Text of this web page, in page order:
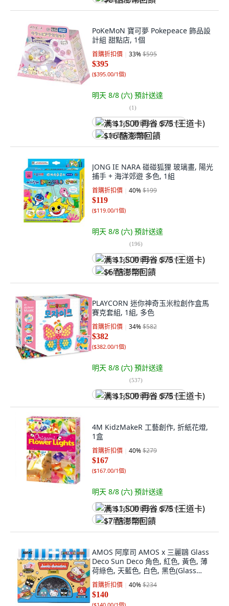
PoKeMoN 寶可夢 Pokepeace 飾品設
計組 甜點店, 1個
首購折扣價 33%$595
$395
($395.00/1個)
明天 8/8 (六) 預計送達
(1)
满 $1,500 再省 $75 (王道卡)
$16 酷澎幣回饋
JONG IE NARA 碰碰狐狸 玻璃畫, 陽光
捕手 + 海洋郊遊 多色, 1組
首購折扣價 40%$199
$119
($119.00/1個)
明天 8/8 (六) 預計送達
(196)
满 $1,500 再省 $75 (王道卡)
$6 酷澎幣回饋
PLAYCORN 迷你神奇玉米粒創作盒馬
賽克套組, 1組, 多色
首購折扣價 34%$582
$382
($382.00/1個)
明天 8/8 (六) 預計送達
(537)
满 $1,500 再省 $75 (王道卡)
4M KidzMakeR 工藝創作, 折紙花燈,
1盒
首購折扣價 40%$279
$167
($167.00/1個)
明天 8/8 (六) 預計送達
满 $1,500 再省 $75 (王道卡)
$7 酷澎幣回饋
AMOS 阿摩司 AMOS x 三麗鷗 Glass
Deco Sun Deco 角色, 紅色, 黃色, 薄
荷綠色, 天藍色, 白色, 黑色(Glass
Deco), 1個
首購折扣價 40%$234
$140